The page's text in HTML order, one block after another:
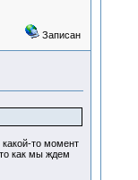
Записан
то момент
как мы ждем